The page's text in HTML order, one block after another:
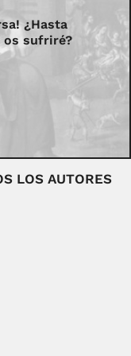
¿Hasta
os sufriré?
LOS AUTORES